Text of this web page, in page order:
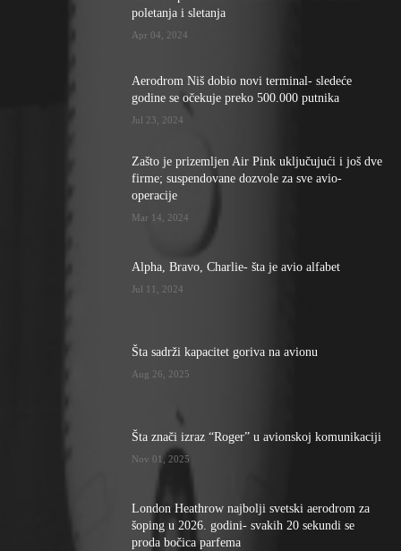
poletanja i sletanja
Apr 04, 2024
Aerodrom Niš dobio novi terminal- sledeće
godine se očekuje preko 500.000 putnika
Jul 23, 2024
Zašto je prizemljen Air Pink uključujući i još dve
firme; suspendovane dozvole za sve avio-
operacije
Mar 14, 2024
Alpha, Bravo, Charlie- šta je avio alfabet
Jul 11, 2024
Šta sadrži kapacitet goriva na avionu
Aug 26, 2025
Šta znači izraz “Roger” u avionskoj komunikaciji
Nov 01, 2025
London Heathrow najbolji svetski aerodrom za
šoping u 2026. godini- svakih 20 sekundi se
proda bočica parfema